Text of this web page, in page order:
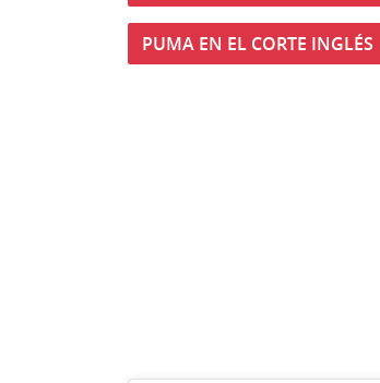
PUMA EN EL CORTE INGLÉS